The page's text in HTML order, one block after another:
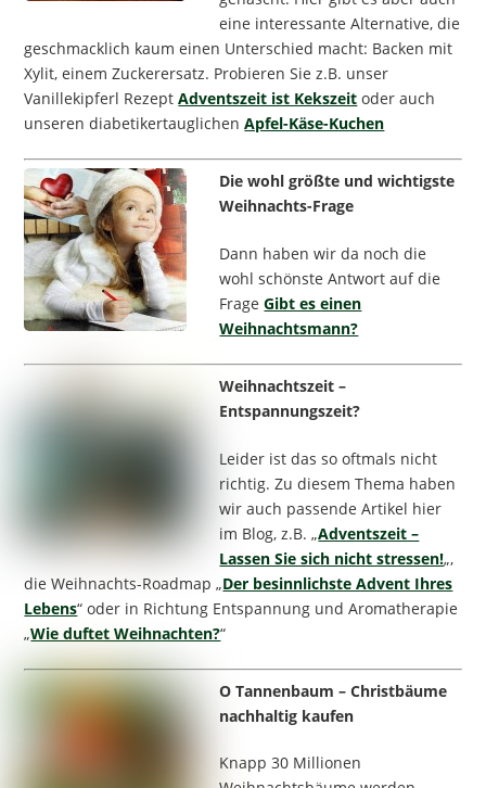
eine interessante Alternative, die
geschmacklich kaum einen Unterschied macht: Backen mit
Xylit, einem Zuckerersatz. Probieren Sie z.B. unser
Vanillekipferl RezeptAdventszeit ist Kekszeit oder auch
unseren diabetikertauglichenApfel-Käse-Kuchen
Die wohl größte und wichtigste
Weihnachts-Frage
Dann haben wir da noch die
wohl schönste Antwort auf die
FrageGibt es einen
Weihnachtsmann?
Weihnachtszeit –
Entspannungszeit?
Leider ist das so oftmals nicht
richtig. Zu diesem Thema haben
wir auch passende Artikel hier
im Blog, z.B. „Adventszeit –
Lassen Sie sich nicht stressen!„,
die Weihnachts-Roadmap „Der besinnlichste Advent Ihres
Lebens“ oder in Richtung Entspannung und Aromatherapie
„Wie duftet Weihnachten?“
O Tannenbaum – Christbäume
nachhaltig kaufen
Knapp 30 Millionen